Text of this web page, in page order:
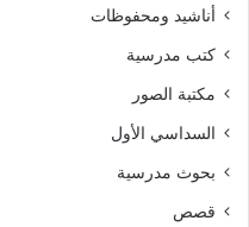
أناشيد ومحفوظات
كتب مدرسية
مكتبة الصور
السداسي الأول
بحوث مدرسية
قصص